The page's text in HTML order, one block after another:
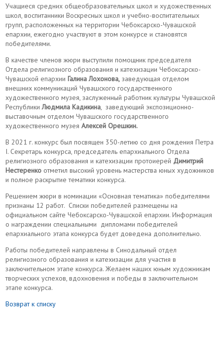
Учащиеся средних общеобразовательных школ и художественных
школ, воспитанники Воскресных школ и учебно-воспитательных
групп, расположенных на территории Чебоксарско-Чувашской
епархии, ежегодно участвуют в этом конкурсе и становятся
победителями.
В качестве членов жюри выступили помощник председателя
Отдела религиозного образования и катехизации Чебоксарско-
Чувашской епархииГалина Лохонова, заведующая отделом
внешних коммуникаций Чувашского государственного
художественного музея, заслуженный работник культуры Чувашской
РеспубликиЛюдмила Кадикина, заведующий экспозиционно-
выставочным отделом Чувашского государственного
художественного музеяАлексей Орешкин.
В 2021 г. конкурс был посвящен 350-летию со дня рождения Петра
I. Секретарь конкурса, председатель епархиального Отдела
религиозного образования и катехизации протоиерей Димитрий
Нестеренко отметил высокий уровень мастерства юных художников
и полное раскрытие тематики конкурса.
Решением жюри в номинации «Основная тематика» победителями
признаны 12 работ. Списки победителей размещены на
официальном сайте Чебоксарско-Чувашской епархии. Информация
о награждении специальными дипломами победителей
епархиального этапа конкурса будет доведена дополнительно.
Работы победителей направлены в Синодальный отдел
религиозного образования и катехизации для участия в
заключительном этапе конкурса. Желаем наших юным художникам
творческих успехов, вдохновения и победы в заключительном
этапе конкурса.
Возврат к списку